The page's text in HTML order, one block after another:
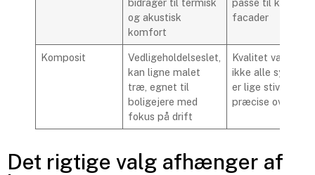
bidrager til termisk
og akustisk
komfort
passe til
facader
Komposit
Vedligeholdelseslet,
kan ligne malet
træ, egnet til
boligejere med
fokus på drift
Kvalitet varierer,
ikke alle
er lige stive eller
præcise over tid
Det rigtige valg afhænger af